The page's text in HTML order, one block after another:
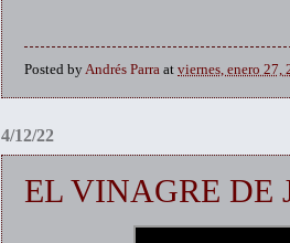
Posted byAndrés Parra at viernes, enero 27,
4/12/22
EL VINAGRE DE